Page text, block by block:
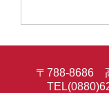
〒788-8686